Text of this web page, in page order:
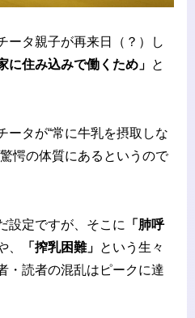
ータ親子が再来日（？）し
に住み込みで働くため」 と
ータが“常に牛乳を摂取しな
愕の体質にあるというので
設定ですが、そこに
「肺呼
、 「搾乳困難」 という生々
・読者の混乱はピークに達